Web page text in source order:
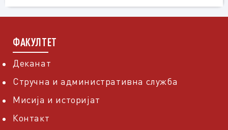
ФАКУЛТЕТ
Деканат
Стручна и административна служба
Мисија и историјат
Контакт